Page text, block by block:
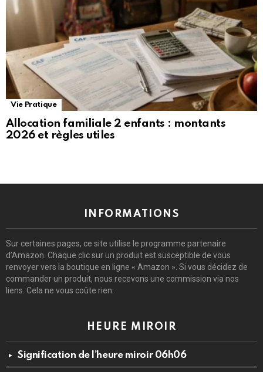
Vie Pratique
Allocation familiale 2 enfants : montants
2026 et règles utiles
INFORMATIONS
Sur certaines pages, ce site utilise le programme partenaire
d’Amazon. Chaque clic sur un produit est susceptible de vous
renvoyer vers la boutique en ligne « Amazon ». Si vous décidez de
commander un produit, nous recevons une commission via nos
liens. Cela ne vous coûte rien.
HEURE MIROIR
Signification de l’heure miroir 06h06